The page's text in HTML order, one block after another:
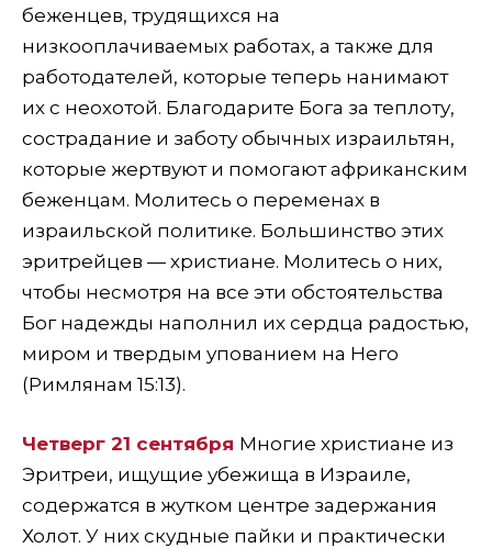
беженцев, трудящихся на
низкооплачиваемых работах, а также для
работодателей, которые теперь нанимают
их с неохотой. Благодарите Бога за теплоту,
сострадание и заботу обычных израильтян,
которые жертвуют и помогают африканским
беженцам. Молитесь о переменах в
израильской политике. Большинство этих
эритрейцев — христиане. Молитесь о них,
чтобы несмотря на все эти обстоятельства
Бог надежды наполнил их сердца радостью,
миром и твердым упованием на Него
(Римлянам 15:13).
Четверг 21 сентября Многие христиане из
Эритреи, ищущие убежища в Израиле,
содержатся в жутком центре задержания
Холот. У них скудные пайки и практически